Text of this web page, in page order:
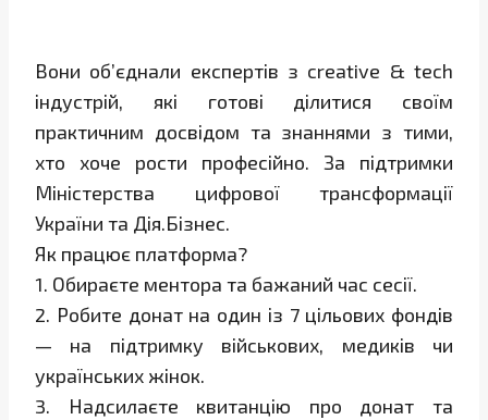
Вони об’єднали експертів з creative & tech
індустрій, які готові ділитися своїм
практичним досвідом та знаннями з тими,
хто хоче рости професійно. За підтримки
Міністерства цифрової трансформації
України та Дія.Бізнес.
Як працює платформа?
1. Обираєте ментора та бажаний час сесії.
2. Робите донат на один із 7 цільових фондів
— на підтримку військових, медиків чи
українських жінок.
3. Надсилаєте квитанцію про донат та